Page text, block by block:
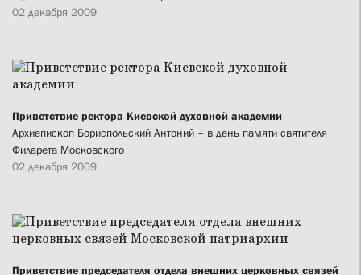
02 декабря 2009
Приветствие ректора Киевской духовной академии
Архиепископ Бориспольский Антоний – в день памяти святителя
Филарета Московского
02 декабря 2009
Приветствие председателя отдела внешних церковных связей